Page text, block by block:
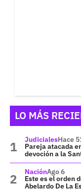
LO MÁS
JudicialesHace
Pareja atacada
devoción a la
NaciónAgo 6
Este es el orden
Abelardo De La